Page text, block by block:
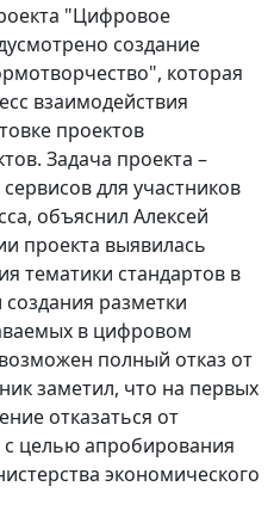
"Цифровое
создание
которая
взаимодействия
проектов
Задача проекта –
для участников
объяснил Алексей
проекта выявилась
тематики стандартов в
разметки
в цифровом
полный отказ от
заметил, что на первых
отказаться от
целью апробирования
экономического